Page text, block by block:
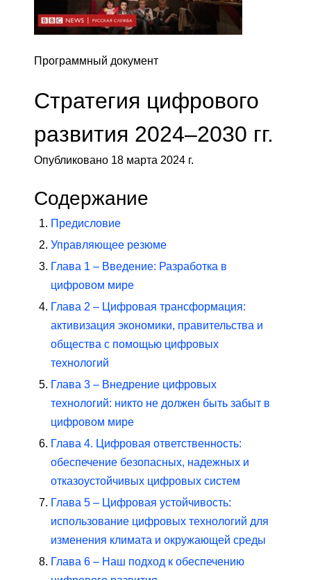
Программный документ
Стратегия цифрового
развития 2024–2030 гг.
Опубликовано 18 марта 2024 г.
Содержание
Предисловие
Управляющее резюме
Глава 1 – Введение: Разработка в
цифровом мире
Глава 2 – Цифровая трансформация:
активизация экономики, правительства и
общества с помощью цифровых
технологий
Глава 3 – Внедрение цифровых
технологий: никто не должен быть забыт в
цифровом мире
Глава 4. Цифровая ответственность:
обеспечение безопасных, надежных и
отказоустойчивых цифровых систем
Глава 5 – Цифровая устойчивость:
использование цифровых технологий для
изменения климата и окружающей среды
Глава 6 – Наш подход к обеспечению